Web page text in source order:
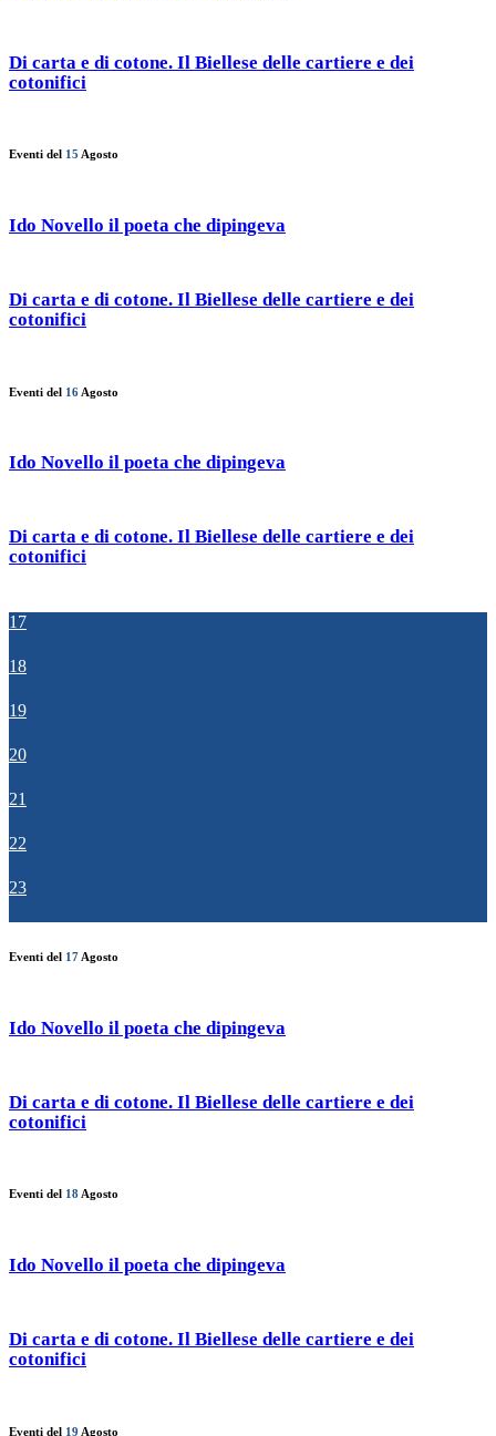
Di carta e di cotone. Il Biellese delle cartiere e dei
cotonifici
Eventi del 15 Agosto
Ido Novello il poeta che dipingeva
Di carta e di cotone. Il Biellese delle cartiere e dei
cotonifici
Eventi del 16 Agosto
Ido Novello il poeta che dipingeva
Di carta e di cotone. Il Biellese delle cartiere e dei
cotonifici
17
18
19
20
21
22
23
Eventi del 17 Agosto
Ido Novello il poeta che dipingeva
Di carta e di cotone. Il Biellese delle cartiere e dei
cotonifici
Eventi del 18 Agosto
Ido Novello il poeta che dipingeva
Di carta e di cotone. Il Biellese delle cartiere e dei
cotonifici
Eventi del 19 Agosto